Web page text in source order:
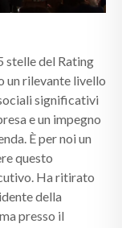
stelle del Rating
un rilevante livello
significativi
e un impegno
È per noi un
questo
Ha ritirato
della
presso il